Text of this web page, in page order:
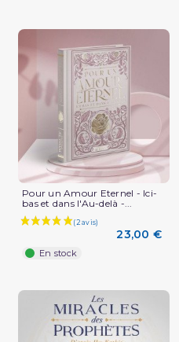
Pour un Amour Eternel - Ici-
bas et dans l'Au-delà -...
23,00 €
En stock